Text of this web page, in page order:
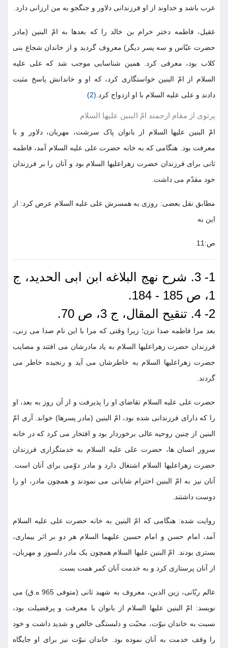
عرب باشد و خداوند از او فرزندانی دلاور و جنگجو به من ارزانی دارد.
عقیل، فاطمه دختر خرام بن خالد را که بعدها به امّ البنین (مادر
حضرت عبّاس و سه پسر دیگر) معروف گردید و از خاندان شجاع بنی
کلاب بود، معرفی کرد. همین شناسایی موجب شد که علی علیه
السلام از امّ البنین خواستگاری کرد، که او و خاندانش پاسخ مثبت
دادند و علی علیه السلام با او ازدواج کرد.(2)
پرتوی از مقام ارجمند امّ البنین علیها السلام
امّ البنین علیها السلام از بانوان پاک سرشت، مهربان، دلاور و با
معرفت بود. هنگامی که به خانه حضرت علی علیه السلام آمد، فاطمه
ثانی برای فرزندان حضرت زهراعلیها السلام بود و آنان را بر فرزندان
خود مقدّم می داشت.
مطابق نقل بعضی: روزی به همسرش علی علیه السلام عرض کرد: از
این به
ص:11
1- 3. شرح نهج البلاغه ابن ابی الحدید، ج
1، ص 185 - 184.
2- 4. تنقیح المقال، ج 3، ص 70.
بعد مرا فاطمه صدا نزن؛ زیرا وقتی که مرا با این نام صدا می زنی،
فرزندان حضرت زهراعلیها السلام به یاد مادرشان می افتند و مصایب
حضرت زهراعلیها السلام به خاطرشان می آید و رنجیده خاطر می
گردند.
حضرت علی علیه السلام تقاضای او را پذیرفت و از آن روز به بعد، او
را که دارای فرزندانی شده بود، امّ البنین (مادر پسرها) خواند. آری امّ
البنین از چنین روحیه عالی برخوردار بود و افتخار می کرد که در خانه
سرور انسان ها، حضرت علی علیه السلام به خدمتگزاری فرزندان
حضرت زهراعلیها السلام اشتغال دارد و مادر دوّمی برای آنان است.
آنان نیز به امّ البنین احترام شایانی می نمودند و همچون مادر، او را
دوست داشتند.
روایت شده: هنگامی که امّ البنین به خانه حضرت علی علیه السلام
آمد، امام حسن و امام حسین علیهما السلام هر دو بر اثر بیماری،
بستری بودند. امّ البنین علیها السلام همچون یک مادر دلسوز و مهربان،
از آنان پرستاری کرد و به خدمت آنان کمر همت بست.
عالم ربّانی، زین الدین، معروف به شهید ثانی (متوفی 965 ه.ق) می
نویسد: امّ البنین علیها السلام از بانوان با معرفت و پرفضیلت بود،
نسبت به خاندان نبوّت، محبّت و دلبستگی خالص و شدید داشت و خود
را وقف خدمت به آنان نموده بود. خاندان نبوّت نیز برای او جایگاه